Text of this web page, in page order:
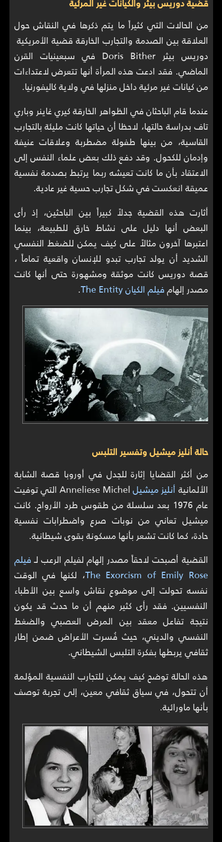
من الحالات التي كثيراً ما يتم ذكرها في النقاش حول
العلاقة بين الصدمة والتجارب الخارقة قضية الأمريكية
دوريس بيثر Doris Bither في سبعينيات القرن
الماضي. فقد ادعت هذه المرأة أنها تتعرض لاعتداءات
من كيانات غير مرئية داخل منزلها في ولاية كاليفورنيا.
عندما قام الباحثان في الظواهر الخارقة كيري غاينر وباري
تاف بدراسة حالتها، لاحظا أن حياتها كانت مليئة بالتجارب
القاسية، من بينها طفولة مضطربة وعلاقات عنيفة
وإدمان للكحول. وقد دفع ذلك بعض علماء النفس إلى
الاعتقاد بأن ما كانت تعيشه ربما يرتبط بصدمة نفسية
عميقة انعكست في شكل تجارب حسية غير عادية.
أثارت هذه القضية جدلاً كبيراً بين الباحثين، إذ رأى
البعض أنها دليل على نشاط خارق للطبيعة، بينما
اعتبرها آخرون مثالاً على كيف يمكن للضغط النفسي
الشديد أن يولد تجارب تبدو للإنسان واقعية تماماً ،
قصة دوريس كانت موثقة ومشهورة حتى أنها كانت
مصدر إلهامفيلم الكيان The Entity .
حالة أنليز ميشيل وتفسير التلبس
من أكثر القضايا إثارة للجدل في أوروبا قصة الشابة
الألمانية أنليز ميشيل
Anneliese Michel التي توفيت
عام 1976 بعد سلسلة من طقوس طرد الأرواح. كانت
ميشيل تعاني من نوبات صرع واضطرابات نفسية
حادة، كما كانت تشعر بأنها مسكونة بقوى شيطانية.
القضية أصبحت لاحقاً مصدر إلهام لفيلم الرعب لـفيلم
The Exorcism of Emily Rose، لكنها في الوقت
نفسه تحولت إلى موضوع نقاش واسع بين الأطباء
النفسيين. فقد رأى كثير منهم أن ما حدث قد يكون
نتيجة تفاعل معقد بين المرض العصبي والضغط
النفسي والديني، حيث فُسرت الأعراض ضمن إطار
ثقافي يربطها بفكرة التلبس الشيطاني.
هذه الحالة توضح كيف يمكن للتجارب النفسية المؤلمة
أن تتحول، في سياق ثقافي معين، إلى تجربة توصف
بأنها ماورائية.